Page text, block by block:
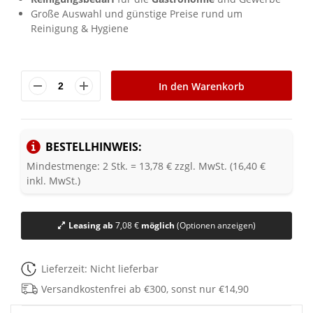
Große Auswahl und günstige Preise rund um
Reinigung & Hygiene
In den Warenkorb
BESTELLHINWEIS:
Mindestmenge: 2 Stk. = 13,78 € zzgl. MwSt. (16,40 €
inkl. MwSt.)
Leasing ab 7,08 €möglich (Optionen anzeigen)
Lieferzeit: Nicht lieferbar
Versandkostenfrei ab €300, sonst nur €14,90